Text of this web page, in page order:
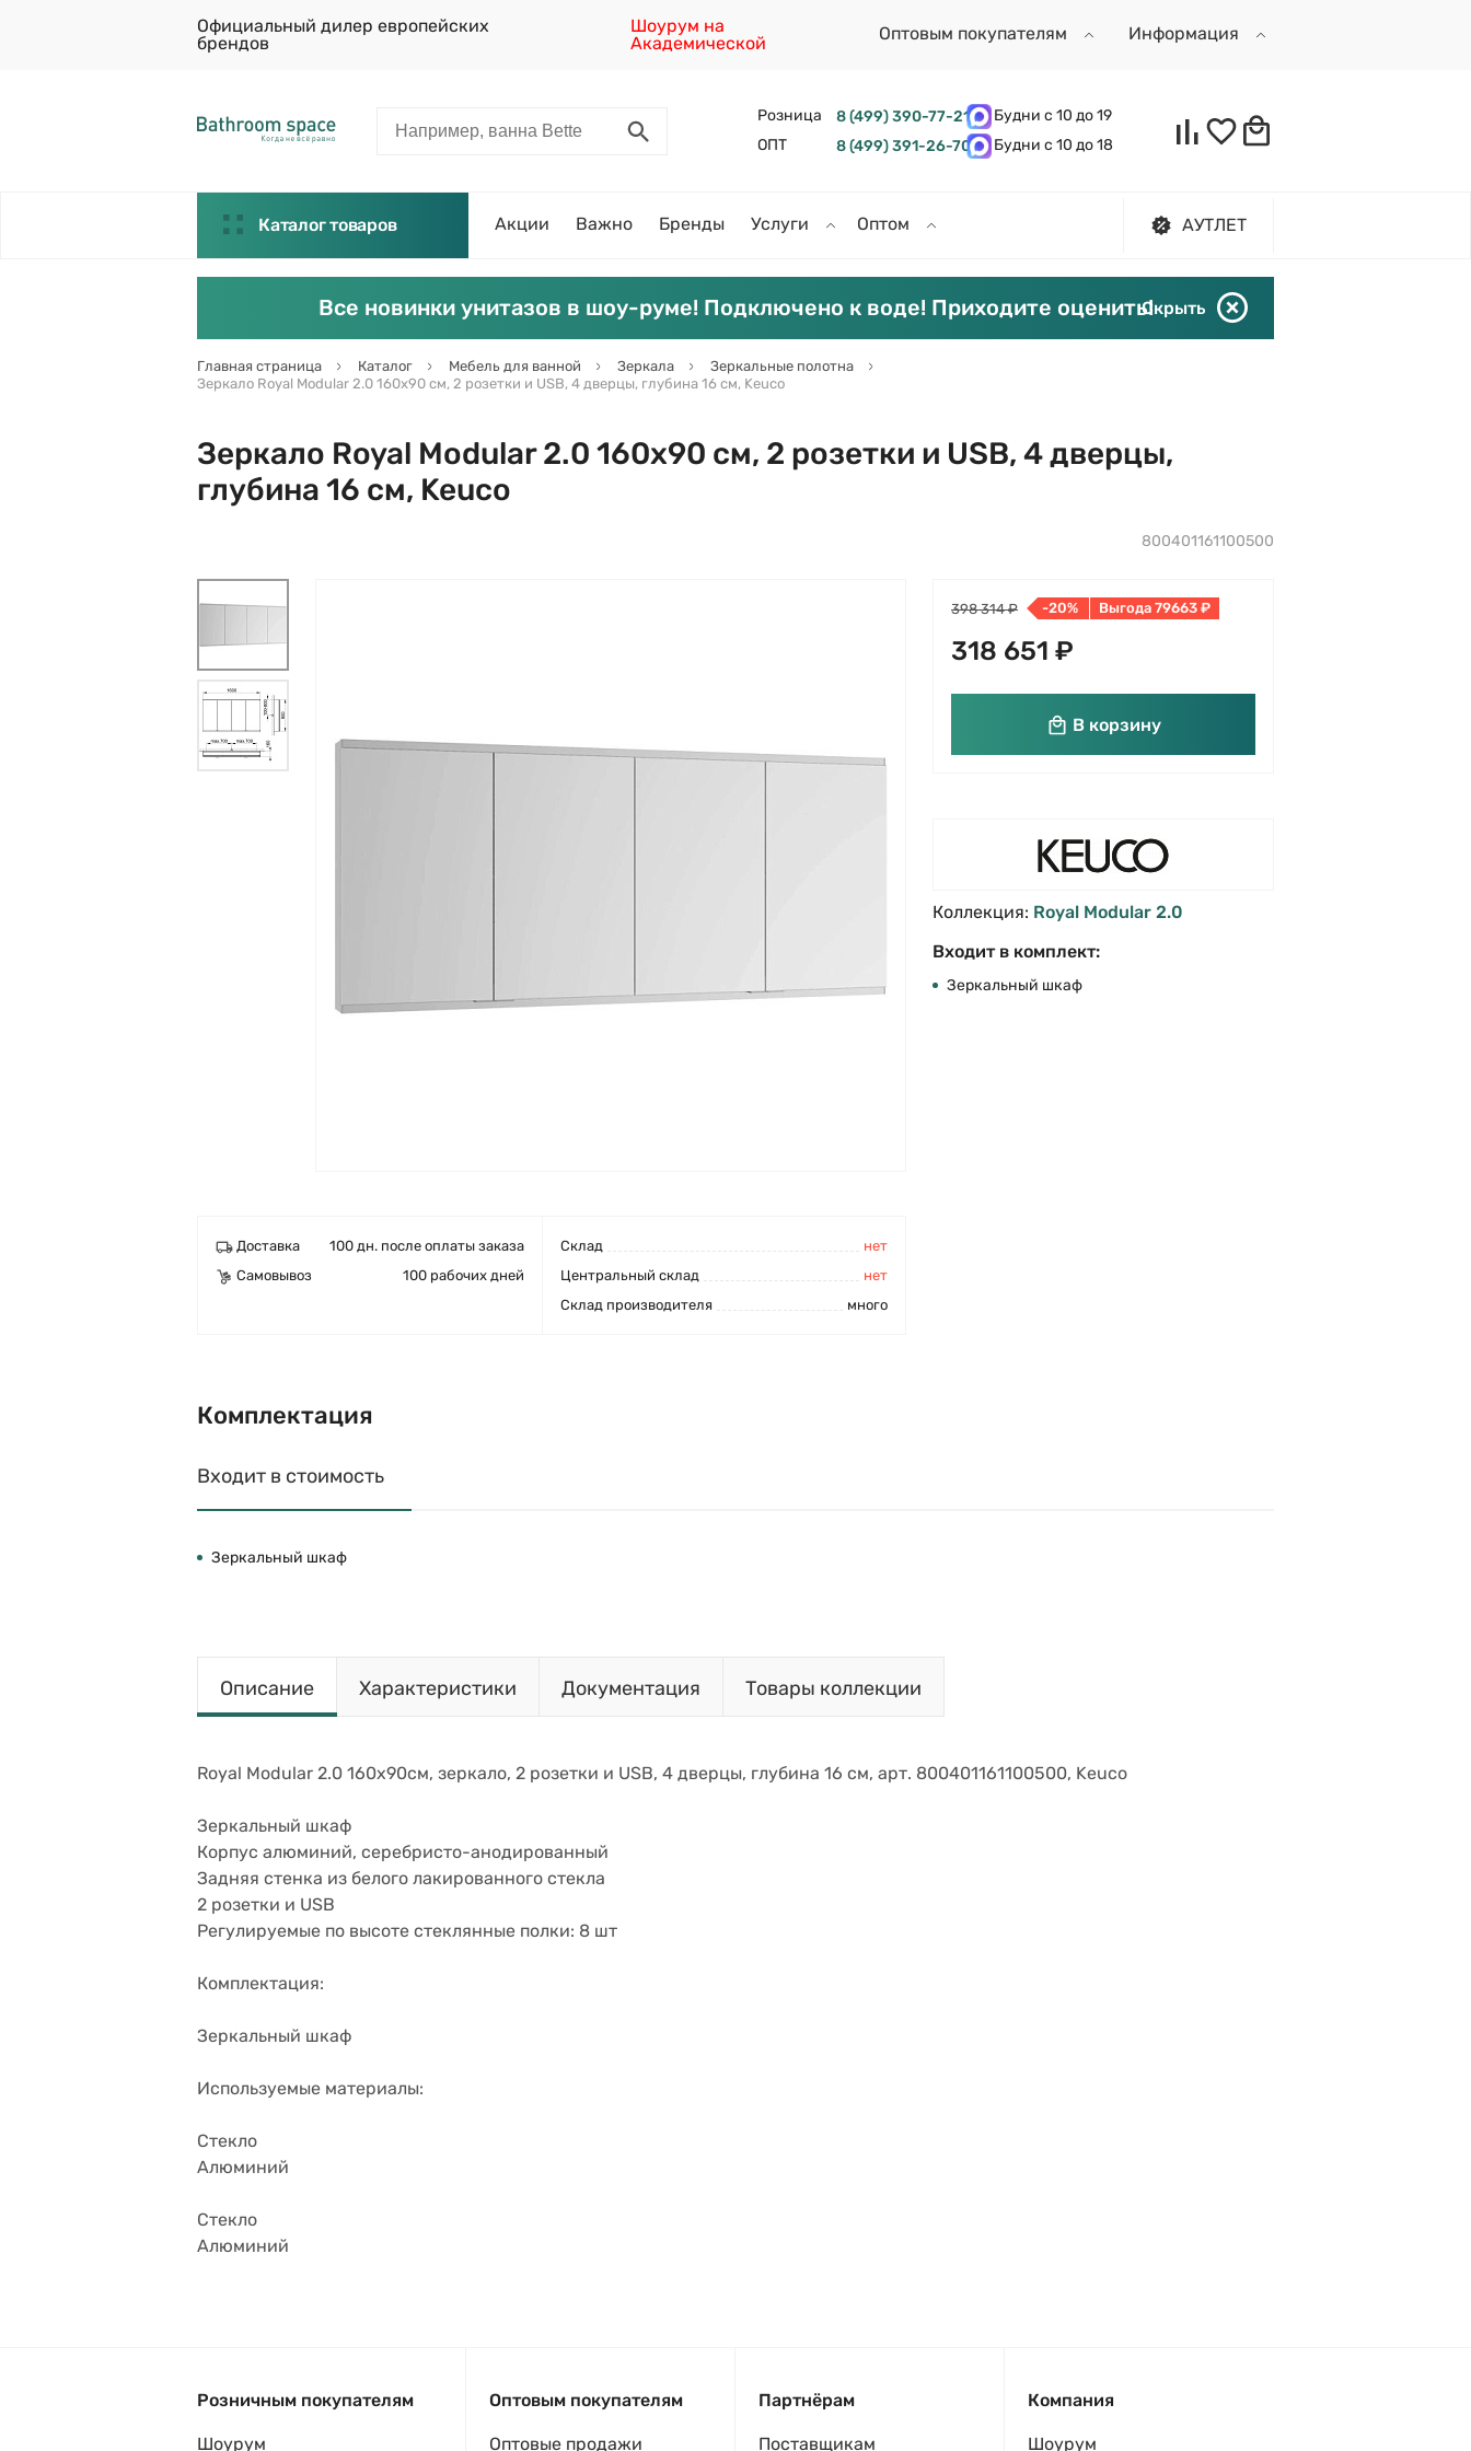
Официальный дилер европейских
брендов
Шоурум на
Академической
Оптовым покупателям Информация
Розница 8 (499) 390-77-21
Будни с 10 до 19
ОПТ
8 (499) 391-26-70 Будни с 10 до 18
Каталог товаров Акции Важно Бренды Услуги Оптом АУТЛЕТ
Все новинки унитазов в шоу-руме! Подключено к воде! Приходите оценить!Скрыть
Главная страница Каталог Мебель для ванной Зеркала
Зеркальные полотна
Зеркало Royal Modular 2.0 160х90 см, 2 розетки и USB, 4 дверцы, глубина 16 см, Keuco
Зеркало Royal Modular 2.0 160х90 см, 2 розетки и USB, 4 дверцы,
глубина 16 см, Keuco
800401161100500
398 314 ₽ -20% Выгода 79663 ₽
318 651 ₽
В корзину
Доставка
100 дн. после оплаты заказа
Самовывоз
100 рабочих дней
Cклад
нет
Центральный склад
нет
Склад производителя
много
Коллекция: Royal Modular 2.0
Входит в комплект:
Зеркальный шкаф
Комплектация
Входит в стоимость
Зеркальный шкаф
Описание Характеристики Документация Товары коллекции
Royal Modular 2.0 160х90см, зеркало, 2 розетки и USB, 4 дверцы, глубина 16 см, арт. 800401161100500, Keuco
Зеркальный шкаф
Корпус алюминий, серебристо-анодированный
Задняя стенка из белого лакированного стекла
2 розетки и USB
Регулируемые по высоте стеклянные полки: 8 шт
Комплектация:
Зеркальный шкаф
Используемые материалы:
Стекло
Алюминий
Стекло
Алюминий
Розничным покупателям
Шоурум
Оптовым покупателям
Оптовые продажи
Партнёрам
Поставщикам
Компания
Шоурум